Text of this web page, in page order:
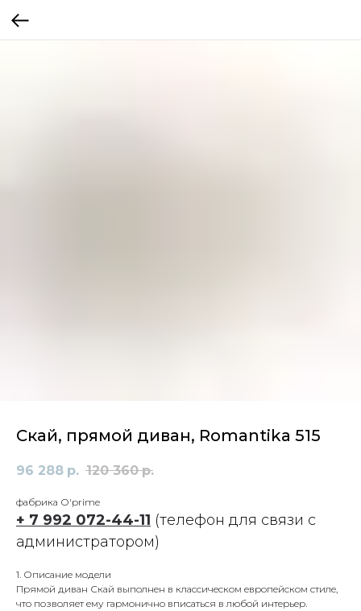
Скай, прямой диван, Romantika 515
96 288 р. 120 360 р.
фабрика О'prime
+ 7 992 072-44-11 (телефон для связи с
администратором)
1. Описание модели
Прямой диван Скай выполнен в классическом европейском стиле,
что позволяет ему гармонично вписаться в любой интерьер.